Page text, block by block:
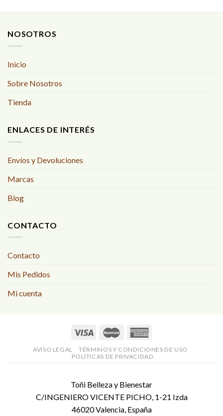
NOSOTROS
Inicio
Sobre Nosotros
Tienda
ENLACES DE INTERÉS
Envíos y Devoluciones
Marcas
Blog
CONTACTO
Contacto
Mis Pedidos
Mi cuenta
AVISO LEGAL
TÉRMINOS Y CONDICIONES DE USO
POLÍTICAS DE PRIVACIDAD
Toñi Belleza y Bienestar
C/INGENIERO VICENTE PICHO, 1-21 Izda
46020 Valencia, España